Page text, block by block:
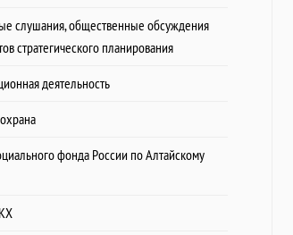
слушания, общественные обсуждения
стратегического планирования
деятельность
фонда России по Алтайскому